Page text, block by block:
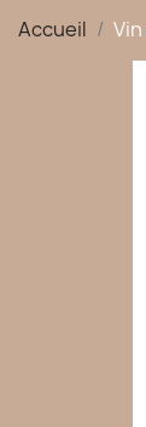
Accueil